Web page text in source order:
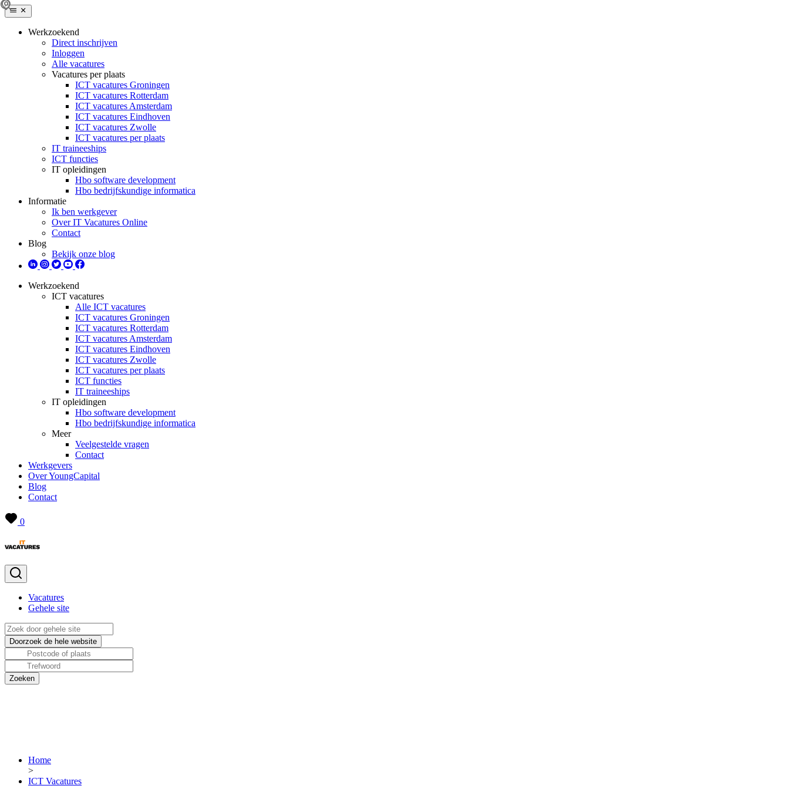
Werkzoekend
Direct inschrijven
Inloggen
Alle vacatures
Vacatures per plaats
ICT vacatures Groningen
ICT vacatures Rotterdam
ICT vacatures Amsterdam
ICT vacatures Eindhoven
ICT vacatures Zwolle
ICT vacatures per plaats
IT traineeships
ICT functies
IT opleidingen
Hbo software development
Hbo bedrijfskundige informatica
Informatie
Ik ben werkgever
Over IT Vacatures Online
Contact
Blog
Bekijk onze blog
Werkzoekend
ICT vacatures
Alle ICT vacatures
ICT vacatures Groningen
ICT vacatures Rotterdam
ICT vacatures Amsterdam
ICT vacatures Eindhoven
ICT vacatures Zwolle
ICT vacatures per plaats
ICT functies
IT traineeships
IT opleidingen
Hbo software development
Hbo bedrijfskundige informatica
Meer
Veelgestelde vragen
Contact
Werkgevers
Over YoungCapital
Blog
Contact
0
Vacatures
Gehele site
Home
>
ICT Vacatures